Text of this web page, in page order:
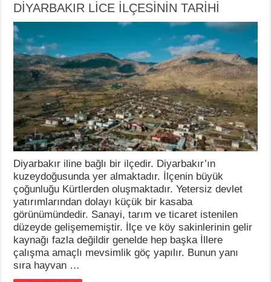
DİYARBAKIR LİCE İLÇESİNİN TARİHİ
Diyarbakır iline bağlı bir ilçedir. Diyarbakır’ın
kuzeydoğusunda yer almaktadır. İlçenin büyük
çoğunluğu Kürtlerden oluşmaktadır. Yetersiz devlet
yatırımlarından dolayı küçük bir kasaba
görünümündedir. Sanayi, tarım ve ticaret istenilen
düzeyde gelişememiştir. İlçe ve köy sakinlerinin gelir
kaynağı fazla değildir genelde hep başka İllere
çalışma amaçlı mevsimlik göç yapılır. Bunun yanı
sıra hayvan …